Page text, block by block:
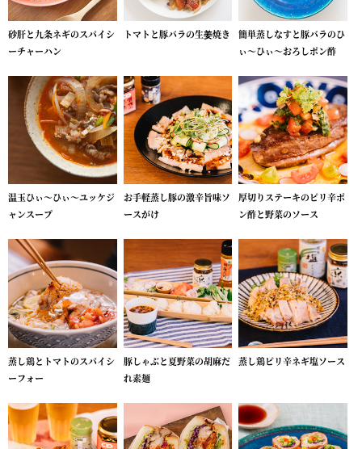
砂肝と九条ネギのスパイシ
ーチャーハン
トマトと豚バラの生姜焼き
簡単蒸しなすと豚バラのひ
ぃ～ひぃ～おろしポン酢
温玉ひぃ～ひぃ～ユッケジ
ャンスープ
お手軽蒸し豚の激辛旨味ソ
ースがけ
厚切りステーキのピリ辛ポ
ン酢と野菜のソース
蒸し鶏とトマトのスパイシ
ーフォー
豚しゃぶと夏野菜の胡麻だ
れ素麺
蒸し鶏ピリ辛ネギ塩ソース